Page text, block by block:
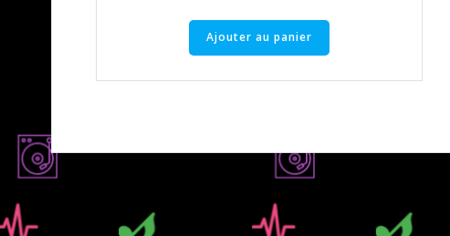
Ajouter au panier